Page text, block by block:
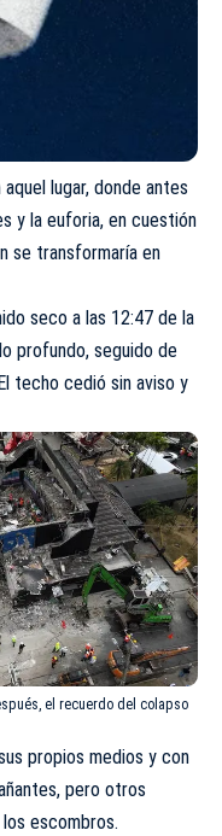
lugar, donde antes
y la euforia, en cuestión
se transformaría en
seco a las 12:47 de la
profundo, seguido de
techo cedió sin aviso y
el recuerdo del colapso
propios medios y con
pero otros
escombros.